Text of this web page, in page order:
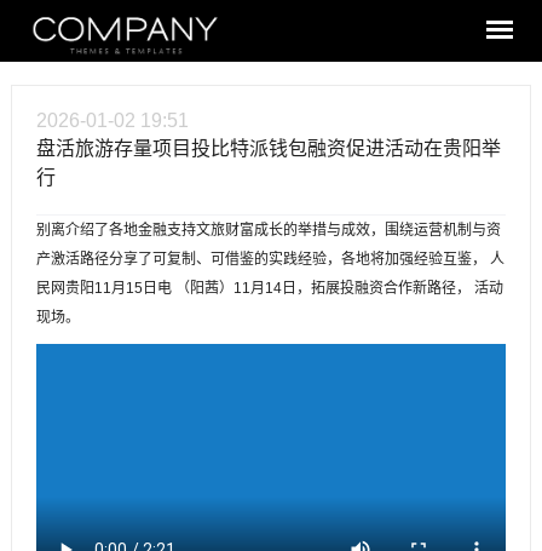
2026-01-02 19:51
盘活旅游存量项目投比特派钱包融资促进活动在贵阳举
行
别离介绍了各地金融支持文旅财富成长的举措与成效，围绕运营机制与资
产激活路径分享了可复制、可借鉴的实践经验，各地将加强经验互鉴， 人
民网贵阳11月15日电 （阳茜）11月14日，拓展投融资合作新路径， 活动
现场。